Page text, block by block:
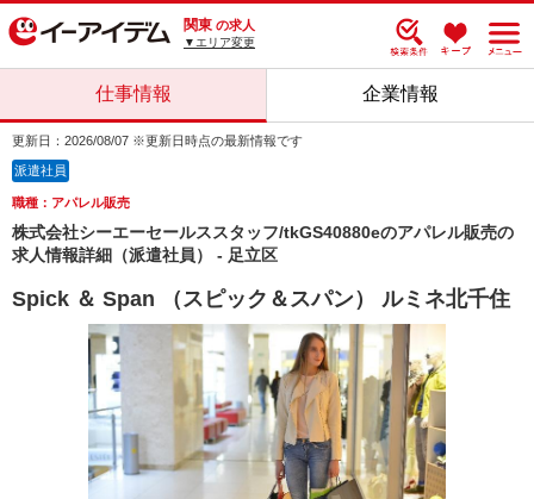
関東 の求人
▼エリア変更
仕事情報 企業情報
更新日：2026/08/07 ※更新日時点の最新情報です
派遣社員
職種：アパレル販売
株式会社シーエーセールススタッフ/tkGS40880eのアパレル販売の
求人情報詳細（派遣社員） - 足立区
Spick ＆ Span （スピック＆スパン） ルミネ北千住